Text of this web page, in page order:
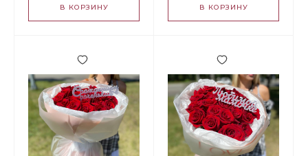
В КОРЗИНУ В КОРЗИНУ